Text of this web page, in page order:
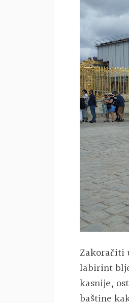
Zakoračiti
labirint
kasnije,
baštine